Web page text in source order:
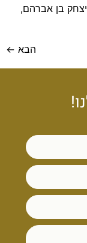
בן אברהם,
הבא ←